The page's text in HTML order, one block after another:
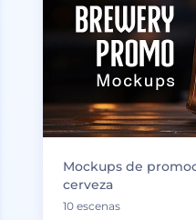
Mockups de
cerveza
10 escenas